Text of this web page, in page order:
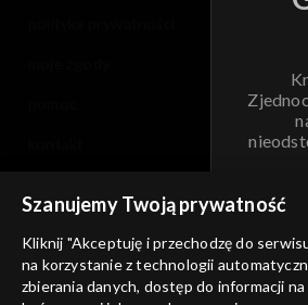
informacje o dostawcy usług
Szanujemy Twoją prywatność
Kliknij "Akceptuję i przechodzę do
na korzystanie z technologii
zbierania danych, dostęp do informacji